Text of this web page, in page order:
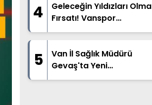
4
Geleceğin Yıldızları Olma
Fırsatı! Vanspor
Seçmeleri Başladı
5
Van İl Sağlık Müdürü
Gevaş'ta Yeni
Uygulamayı Anlattı